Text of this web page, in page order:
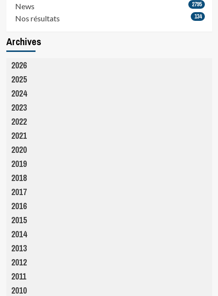
News 2795
Nos résultats 134
Archives
2026
2025
2024
2023
2022
2021
2020
2019
2018
2017
2016
2015
2014
2013
2012
2011
2010